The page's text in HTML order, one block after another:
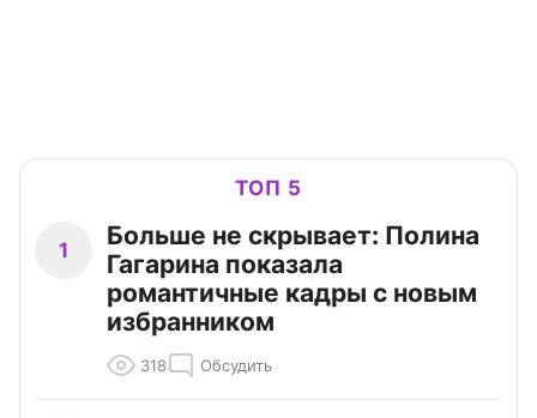
ТОП 5
1
Больше не скрывает: Полина
Гагарина показала
романтичные кадры с новым
избранником
318 Обсудить